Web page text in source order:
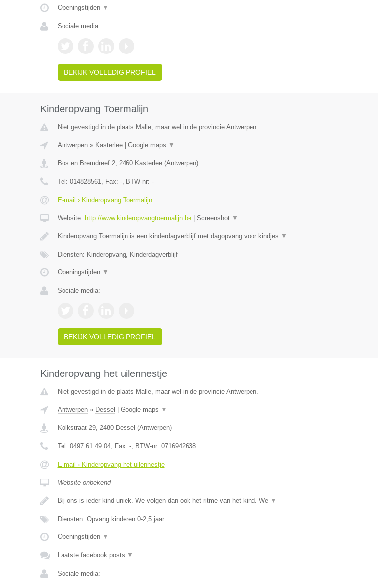
Openingstijden ▼
Sociale media:
BEKIJK VOLLEDIG PROFIEL
Kinderopvang Toermalijn
Niet gevestigd in de plaats Malle, maar wel in de provincie Antwerpen.
Antwerpen» Kasterlee| Google maps ▼
Bos en Bremdreef 2, 2460 Kasterlee(Antwerpen)
Tel: 014828561, Fax: -, BTW-nr: -
E-mail › Kinderopvang Toermalijn
Website: http://www.kinderopvangtoermalijn.be| Screenshot ▼
Kinderopvang Toermalijn is een kinderdagverblijf met dagopvang voor kindjes ▼
Diensten: Kinderopvang, Kinderdagverblijf
Openingstijden ▼
Sociale media:
BEKIJK VOLLEDIG PROFIEL
Kinderopvang het uilennestje
Niet gevestigd in de plaats Malle, maar wel in de provincie Antwerpen.
Antwerpen» Dessel Google maps ▼
Kolkstraat 29, 2480 Dessel (Antwerpen)
Tel: 0497 61 49 04, Fax: -, BTW-nr: 0716942638
E-mail › Kinderopvang het uilennestje
Website onbekend
Bij ons is ieder kind uniek. We volgen dan ook het ritme van het kind. We ▼
Diensten: Opvang kinderen 0-2,5 jaar.
Openingstijden ▼
Laatste facebook posts ▼
Sociale media: